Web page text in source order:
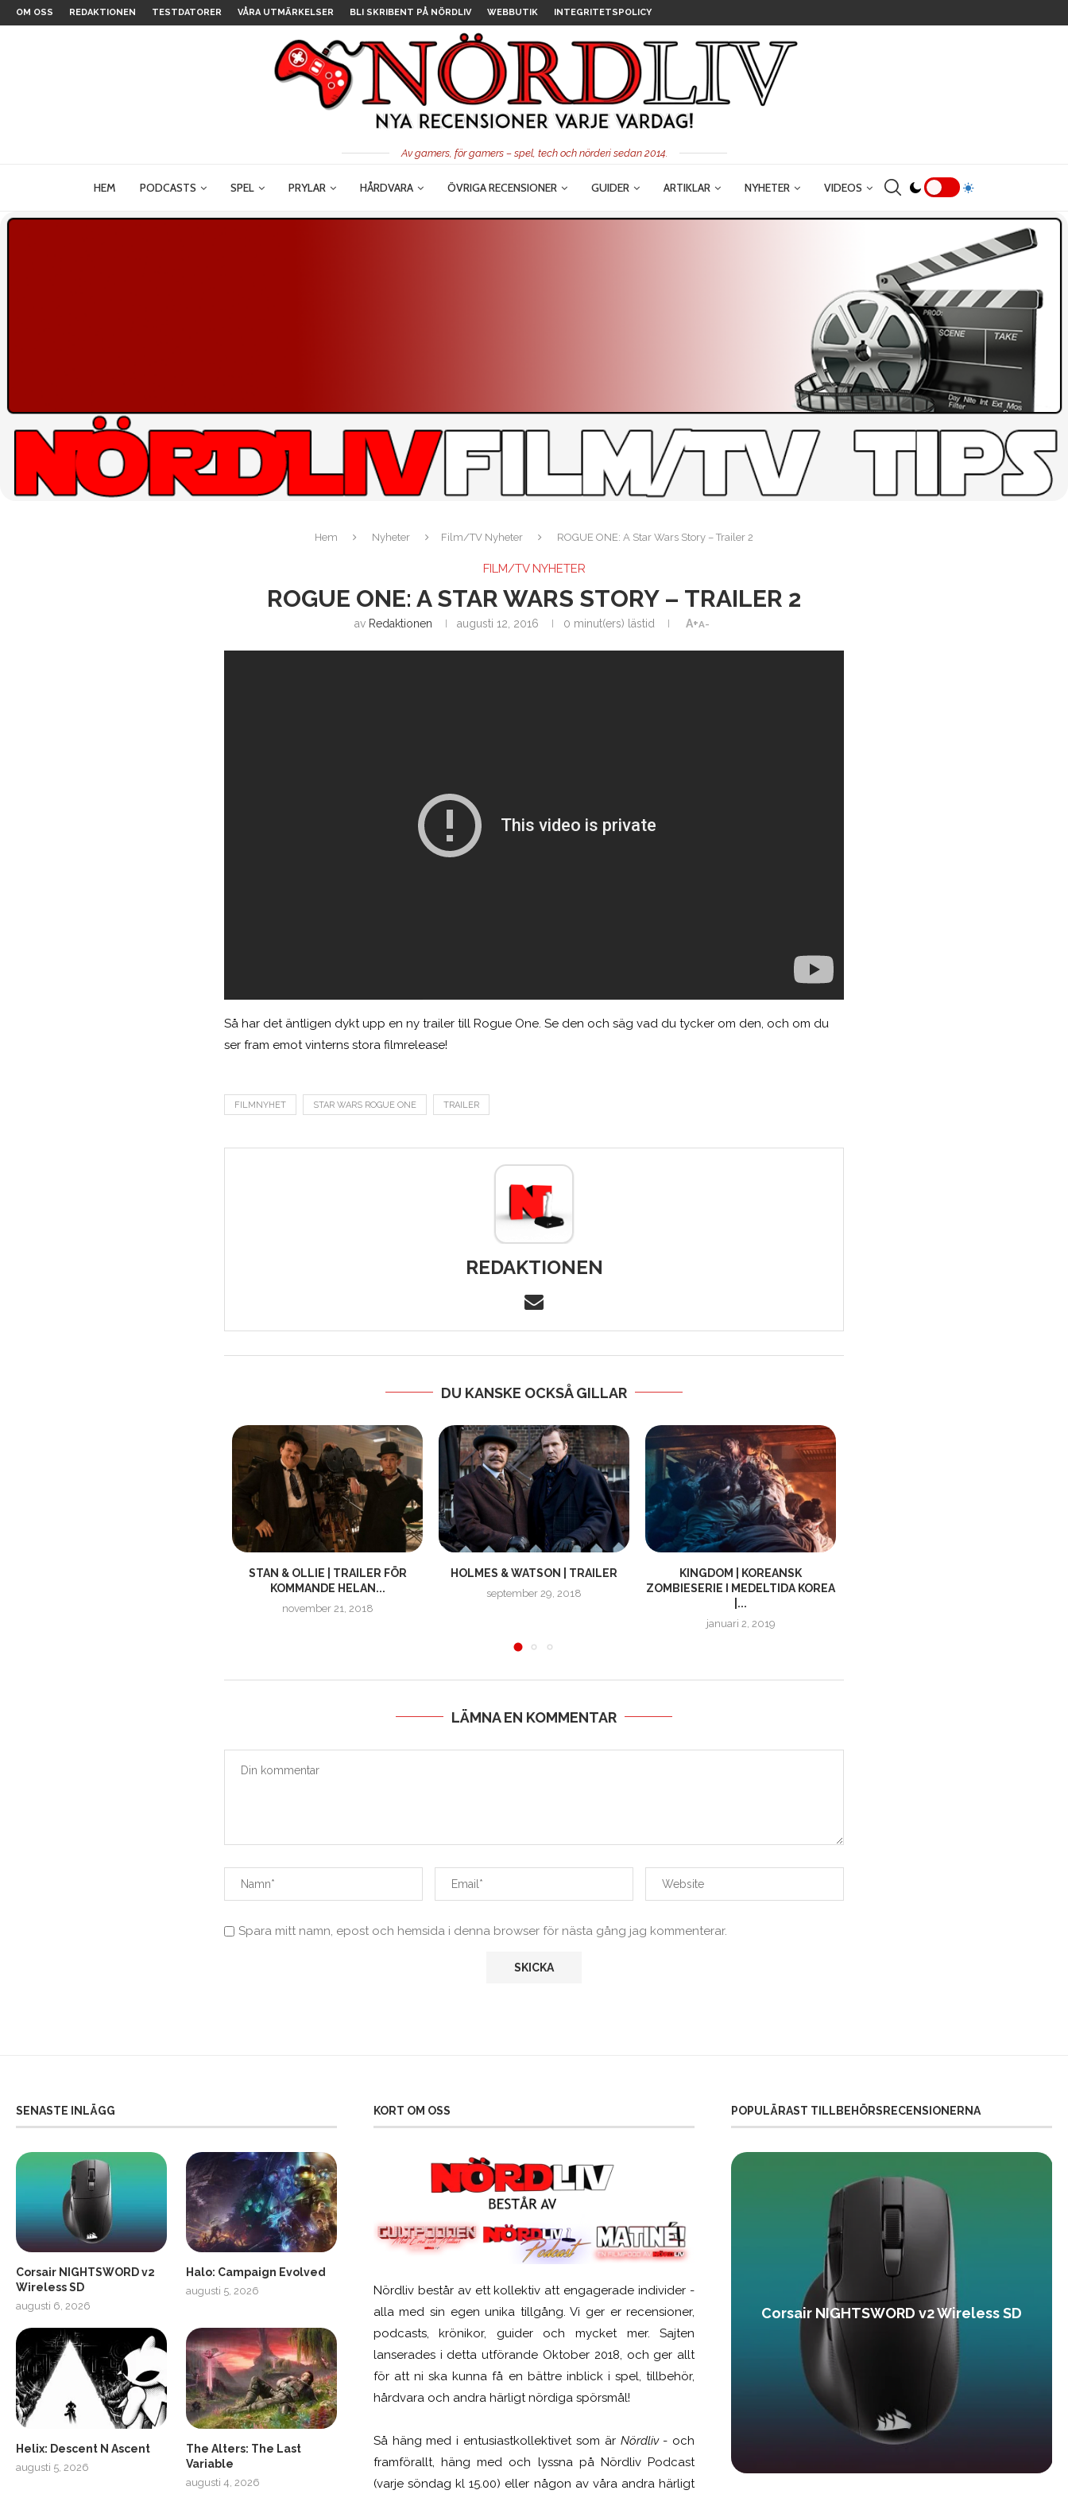
OM OSS REDAKTIONEN TESTDATORER VÅRA UTMÄRKELSER BLI SKRIBENT PÅ NÖRDLIV WEBBUTIK INTEGRITETSPOLICY
Av gamers, för gamers – spel, tech och nörderi sedan 2014.
HEM PODCASTS SPEL PRYLAR HÅRDVARA ÖVRIGA RECENSIONER GUIDER ARTIKLAR NYHETER VIDEOS
Hem Nyheter Film/TV Nyheter ROGUE ONE: A Star Wars Story – Trailer 2
FILM/TV NYHETER
ROGUE ONE: A STAR WARS STORY – TRAILER 2
av Redaktionen augusti 12, 2016 0 minut(ers) lästid A+A-
Så har det äntligen dykt upp en ny trailer till Rogue One. Se den och säg vad du tycker om den, och om du
ser fram emot vinterns stora filmrelease!
FILMNYHET STAR WARS ROGUE ONE TRAILER
REDAKTIONEN
DU KANSKE OCKSÅ GILLAR
STAN & OLLIE | TRAILER FÖR
KOMMANDE HELAN...
november 21, 2018
HOLMES & WATSON | TRAILER
september 29, 2018
KINGDOM | KOREANSK
ZOMBIESERIE I MEDELTIDA KOREA
|...
januari 2, 2019
LÄMNA EN KOMMENTAR
Spara mitt namn, epost och hemsida i denna browser för nästa gång jag kommenterar.
SENASTE INLÄGG
Corsair NIGHTSWORD v2
Wireless SD
augusti 6, 2026
Halo: Campaign Evolved
augusti 5, 2026
Helix: Descent N Ascent
augusti 5, 2026
The Alters: The Last
Variable
augusti 4, 2026
KORT OM OSS
Nördliv består av ett kollektiv att engagerade individer -
alla med sin egen unika tillgång. Vi ger er recensioner,
podcasts, krönikor, guider och mycket mer. Sajten
lanserades i detta utförande Oktober 2018, och ger allt
för att ni ska kunna få en bättre inblick i spel, tillbehör,
hårdvara och andra härligt nördiga spörsmål!
Så häng med i entusiastkollektivet som är Nördliv- och
framförallt, häng med och lyssna på Nördliv Podcast
(varje söndag kl 15.00) eller någon av våra andra härligt
POPULÄRAST TILLBEHÖRSRECENSIONERNA
SCUF Gaming Omega Corsair NIGHTSWORD v2 Wireless SD